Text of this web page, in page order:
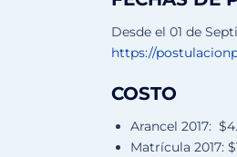
Desde el 01 de
https://
COSTO
Arancel 2017:
Matrícula 2017: